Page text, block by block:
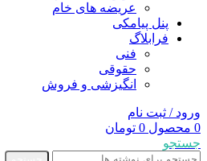
عریضه های خام
پنل پیامکی
فرابلاگ
فنی
حقوقی
انگیزشی و فروش
ورود / ثبت نام
0 محصول 0 تومان
جستجو